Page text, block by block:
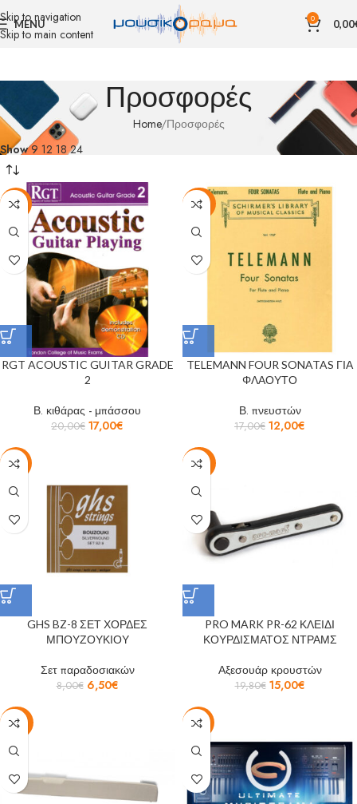
Skip to navigation
Skip to main content
MENU 0 0,00
Προσφορές
Home Προσφορές
Show9 12 1824
-15%
RGT ACOUSTIC GUITAR GRADE
2
Β. κιθάρας - μπάσσου
20,00€ 17,00€
-29%
TELEMANN FOUR SONATAS ΓΙΑ
ΦΛΑΟΥΤΟ
Β. πνευστών
17,00€ 12,00€
-19%
GHS BZ-8 ΣΕΤ ΧΟΡΔΕΣ
ΜΠΟΥΖΟΥΚΙΟΥ
Σετ παραδοσιακών
8,00€ 6,50€
-24%
PRO MARK PR-62 ΚΛΕΙΔΙ
ΚΟΥΡΔΙΣΜΑΤΟΣ ΝΤΡΑΜΣ
Αξεσουάρ κρουστών
19,80€ 15,00€
-20% -51%